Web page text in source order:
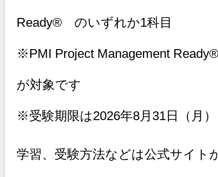
Ready® のいずれか1科目
※PMI Project Management
が対象です
※受験期限は2026年8月31日（月
学習、受験方法などは公式サイト